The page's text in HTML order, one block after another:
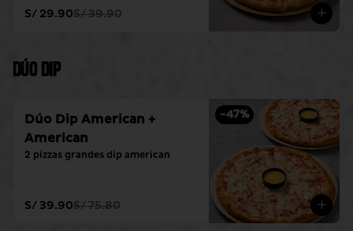
S/ 29.90S/ 39.90
Dúo Dip
-47%
Dúo Dip American +
American
2 pizzas grandes dip american
S/ 39.90S/ 75.80